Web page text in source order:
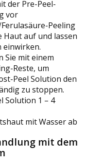
der Pre-Peel-
vor
Peeling
Haut auf und lassen
einwirken.
Sie mit einem
Reste, um
Peel Solution den
zu stoppen.
Solution 1 – 4
mit Wasser ab
mit dem